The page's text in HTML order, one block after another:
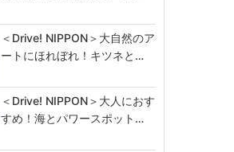
＜Drive! NIPPON＞大自然のア
ートにほれぼれ！キツネと…
＜Drive! NIPPON＞大人におす
すめ！海とパワースポット…